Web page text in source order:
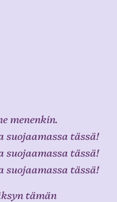
menenkin.
suojaamassa tässä!
suojaamassa tässä!
suojaamassa tässä!
tämän